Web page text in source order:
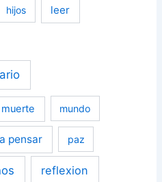
hijos leer
muerte mundo
pensar paz
reflexion